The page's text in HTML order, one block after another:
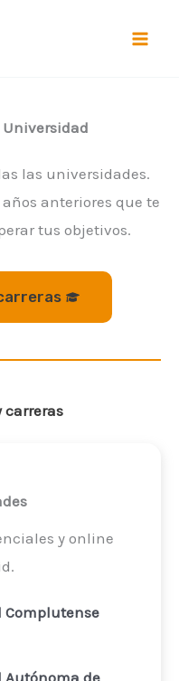
las universidades.
anteriores que te
tus objetivos.
carreras
y online
Complutense
Autónoma de